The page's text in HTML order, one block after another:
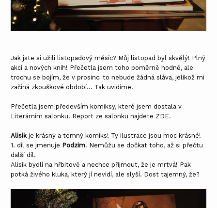
Jak jste si užili listopadový měsíc? Můj listopad byl skvělý! Plný
akcí a nových knih! Přečetla jsem toho poměrně hodně, ale
trochu se bojím, že v prosinci to nebude žádná sláva, jelikož mi
začíná zkouškové období... Tak uvidíme!
Přečetla jsem především komiksy, které jsem dostala v
Literárním salonku. Report ze salonku najdete ZDE.
Alisikje krásný a temný komiks! Ty ilustrace jsou moc krásné!
1. díl se jmenuje Podzim. Nemůžu se dočkat toho, až si přečtu
další díl.
Alisik bydlí na hřbitově a nechce přijmout, že je mrtvá! Pak
potká živého kluka, který jí nevidí, ale slyší. Dost tajemný, že?